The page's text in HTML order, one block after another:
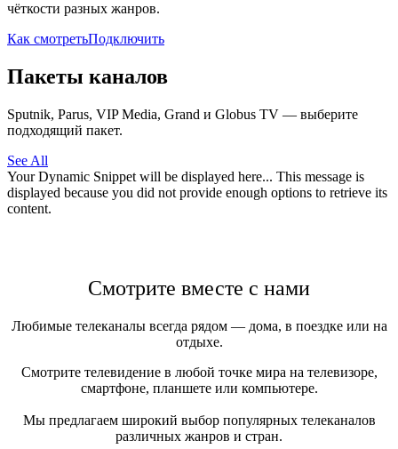
чёткости разных жанров.
Как смотретьПодключить
Пакеты каналов
Sputnik, Parus, VIP Media, Grand и Globus TV — выберите
подходящий пакет.
See All
Your Dynamic Snippet will be displayed here... This message is
displayed because you did not provide enough options to retrieve its
content.
Смотрите вместе с нами
Любимые телеканалы всегда рядом — дома, в поездке или на
отдыхе.
Смотрите телевидение в любой точке мира на телевизоре,
смартфоне, планшете или компьютере.
Мы предлагаем широкий выбор популярных телеканалов
различных жанров и стран.